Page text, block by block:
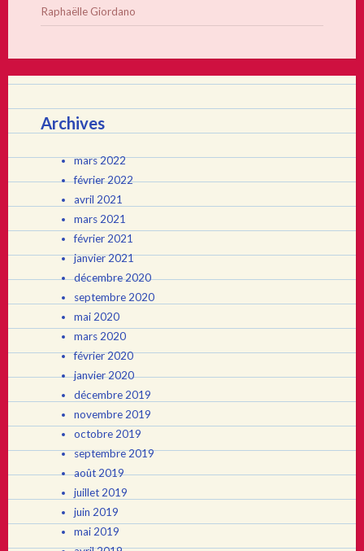
Raphaëlle Giordano
Archives
mars 2022
février 2022
avril 2021
mars 2021
février 2021
janvier 2021
décembre 2020
septembre 2020
mai 2020
mars 2020
février 2020
janvier 2020
décembre 2019
novembre 2019
octobre 2019
septembre 2019
août 2019
juillet 2019
juin 2019
mai 2019